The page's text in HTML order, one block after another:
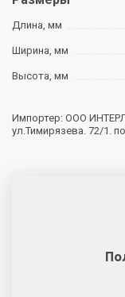
Длина, мм
Ширина, мм
Высота, мм
Импортер: ООО
ул.Тимирязева. 72/1.